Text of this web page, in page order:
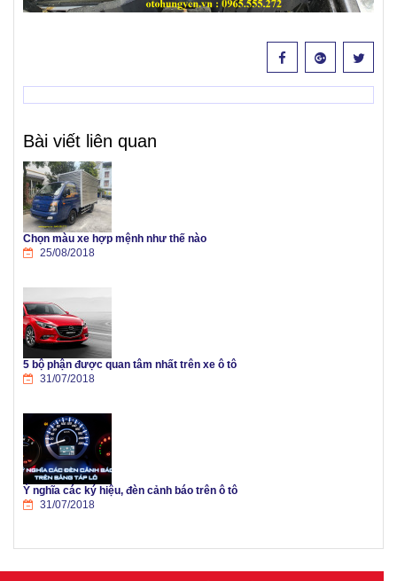
Bài viết liên quan
Chọn màu xe hợp mệnh như thế nào
25/08/2018
5 bộ phận được quan tâm nhất trên xe ô tô
31/07/2018
Ý nghĩa các ký hiệu, đèn cảnh báo trên ô tô
31/07/2018